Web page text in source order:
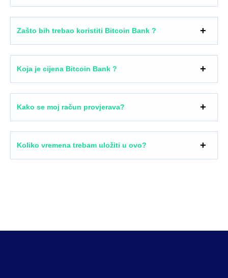
Zašto bih trebao koristiti Bitcoin Bank ?
Koja je cijena Bitcoin Bank ?
Kako se moj račun provjerava?
Koliko vremena trebam uložiti u ovo?